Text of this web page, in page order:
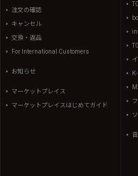
注文の確認
キャンセル
交換・返品
For International Customers
お知らせ
マーケットプレイス
マーケットプレイスはじめてガイド